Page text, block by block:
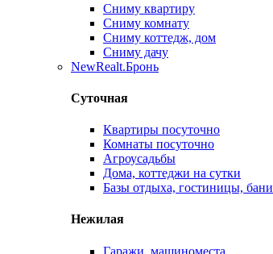
Сниму квартиру
Сниму комнату
Сниму коттедж, дом
Сниму дачу
NewRealt.Бронь
Суточная
Квартиры посуточно
Комнаты посуточно
Агроусадьбы
Дома, коттеджи на сутки
Базы отдыха, гостиницы, бани
Нежилая
Гаражи, машиноместа